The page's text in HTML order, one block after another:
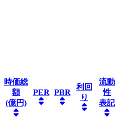
時価総
額
(億円)
PER PBR
利回
り
流動
性
表記